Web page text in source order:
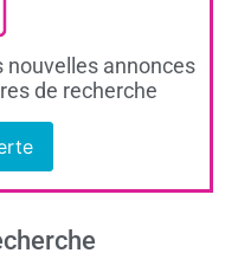
nouvelles annonces
de recherche